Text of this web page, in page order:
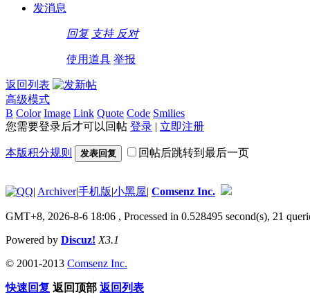
发消息
回复 支持 反对
使用道具 举报
返回列表
高级模式
B Color Image Link Quote Code Smilies
您需要登录后才可以回帖 登录 | 立即注册
本版积分规则 发表回复 回帖后跳转到最后一页
| Archiver|手机版|小黑屋| Comsenz Inc.
GMT+8, 2026-8-6 18:06 , Processed in 0.528495 second(s), 21
Powered by Discuz! X3.1
© 2001-2013 Comsenz Inc.
快速回复 返回顶部 返回列表